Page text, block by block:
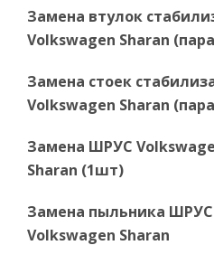
Замена втулок
Volkswagen Sharan
Замена стоек
Volkswagen Sharan
Замена ШРУС
Sharan (1шт)
Замена пыльника
Volkswagen Sharan